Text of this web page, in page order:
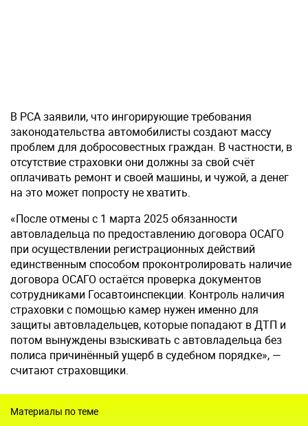
В РСА заявили, что ингорирующие требования
законодательства автомобилисты создают массу
проблем для добросовестных граждан. В частности, в
отсутствие страховки они должны за свой счёт
оплачивать ремонт и своей машины, и чужой, а денег
на это может попросту не хватить.
«После отмены с 1 марта 2025 обязанности
автовладельца по предоставлению договора ОСАГО
при осуществлении регистрационных действий
единственным способом проконтролировать наличие
договора ОСАГО остаётся проверка документов
сотрудниками Госавтоинспекции. Контроль наличия
страховки с помощью камер нужен именно для
защиты автовладельцев, которые попадают в ДТП и
потом вынуждены взыскивать с автовладельца без
полиса причинённый ущерб в судебном порядке», —
считают страховщики.
Материалы по теме